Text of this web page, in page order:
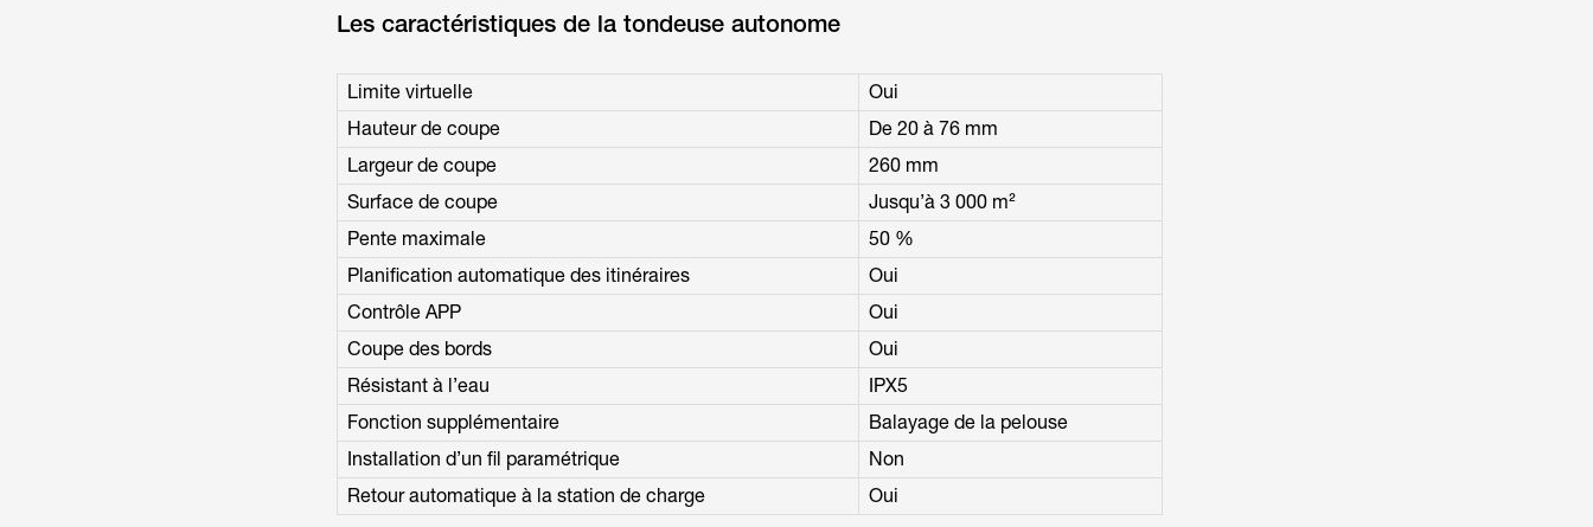
Les caractéristiques de la tondeuse autonome
Limite virtuelle
Oui
Hauteur de coupe
De 20 à 76 mm
Largeur de coupe
260 mm
Surface de coupe
Jusqu’à 3 000 m²
Pente maximale
50 %
Planification automatique des itinéraires
Oui
Contrôle APP
Oui
Coupe des bords
Oui
Résistant à l’eau
IPX5
Fonction supplémentaire
Balayage de la pelouse
Installation d’un fil paramétrique
Non
Retour automatique à la station de charge
Oui